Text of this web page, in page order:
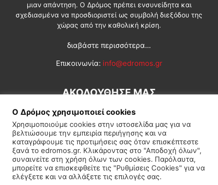
μιαν απάντηση. Ο Δρόμος πρέπει ενσυνείδητα και
σχεδιασμένα να προσδιοριστεί ως συμβολή διεξόδου της
χώρας από την καθολική κρίση.
διαβάστε περισσότερα...
Επικοινωνία: info@edromos.gr
ΑΚΟΛΟΥΘΗΣΕ ΜΑΣ
Εγγραφή συνδρομητή Πολιτική Διεθνή Κοινωνία
Πολιτισμός Αφιερώματα
Ο Δρόμος χρησιμοποιεί cookies
Χρησιμοποιούμε cookies στην ιστοσελίδα μας για να
βελτιώσουμε την εμπειρία περιήγησης και να
καταγράφουμε τις προτιμήσεις σας όταν επισκέπτεστε
ξανά το edromos.gr. Κλικάροντας στο "Αποδοχή όλων",
συναινείτε στη χρήση όλων των cookies. Παρόλαυτα,
μπορείτε να επισκεφθείτε τις "Ρυθμίσεις Cookies" για να
ελέγξετε και να αλλάξετε τις επιλογές σας.